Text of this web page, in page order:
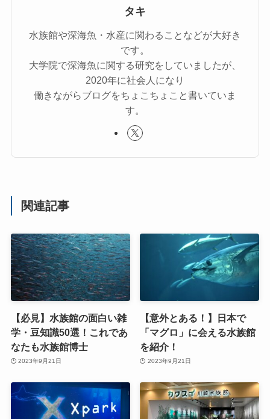
タキ
水族館や深海魚・水産に関わることなどが大好き
です。
大学院で深海魚に関する研究をしていましたが、
2020年に社会人になり
働きながらブログをちょこちょこと書いていま
す。
関連記事
【必見】水族館の面白い雑
学・豆知識50選！これであ
なたも水族館博士
2023年9月21日
【意外とある！】日本で
「マグロ」に会える水族館
を紹介！
2023年9月21日